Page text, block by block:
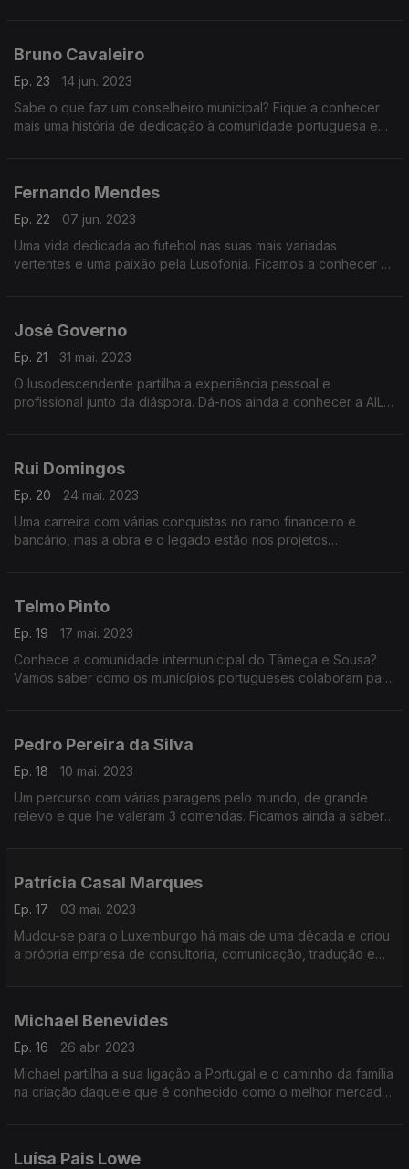
Bruno Cavaleiro
Ep. 23
14 jun. 2023
Sabe o que faz um conselheiro municipal? Fique a conhecer
mais uma história de dedicação à comunidade portuguesa e
Fernando Mendes
Ep. 22
07 jun. 2023
Uma vida dedicada ao futebol nas suas mais variadas
vertentes e uma paixão pela Lusofonia. Ficamos a conhecer a
José Governo
Ep. 21
31 mai. 2023
O lusodescendente partilha a experiência pessoal e
profissional junto da diáspora. Dá-nos ainda a conhecer a AILD,
Rui Domingos
Ep. 20
24 mai. 2023
Uma carreira com várias conquistas no ramo financeiro e
bancário, mas a obra e o legado estão nos projetos
Telmo Pinto
Ep. 19
17 mai. 2023
Conhece a comunidade intermunicipal do Tâmega e Sousa?
Vamos saber como os municípios portugueses colaboram para
Pedro Pereira da Silva
Ep. 18
10 mai. 2023
Um percurso com várias paragens pelo mundo, de grande
relevo e que lhe valeram 3 comendas. Ficamos ainda a saber
Patrícia Casal Marques
Ep. 17
03 mai. 2023
Mudou-se para o Luxemburgo há mais de uma década e criou
a própria empresa de consultoria, comunicação, tradução e
Michael Benevides
Ep. 16
26 abr. 2023
Michael partilha a sua ligação a Portugal e o caminho da família
na criação daquele que é conhecido como o melhor mercado
Luísa Pais Lowe